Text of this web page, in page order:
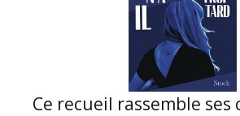
Ce recueil rassemble ses